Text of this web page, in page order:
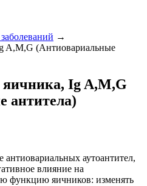
→
A,M,G (Антиовариальные
Ig A,M,G
антитела)
антиовариальных аутоантител,
влияние на
функцию яичников: изменять